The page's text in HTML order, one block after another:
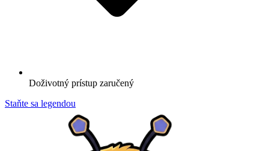
Doživotný prístup zaručený
Staňte sa legendou